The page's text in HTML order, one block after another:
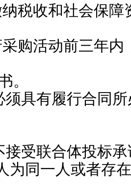
税收和社会保
购活动前三年
。
须具有履行合同
接受联合体投标
为同一人或者存